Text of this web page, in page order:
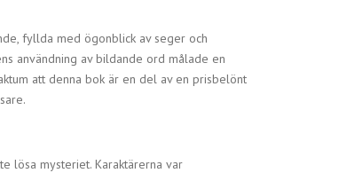
fyllda med ögonblick av seger och
användning av bildande ord målade en
att denna bok är en del av en prisbelönt
lösa mysteriet. Karaktärerna var